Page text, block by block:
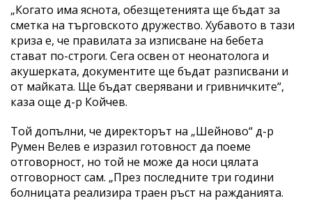
„Когато има яснота, обезщетенията ще бъдат за
сметка на търговското дружество. Хубавото в тази
криза е, че правилата за изписване на бебета
стават по-строги. Сега освен от неонатолога и
акушерката, документите ще бъдат разписвани и
от майката. Ще бъдат сверявани и гривничките“,
каза още д-р Койчев.
Той допълни, че директорът на „Шейново“ д-р
Румен Велев е изразил готовност да поеме
отговорност, но той не може да носи цялата
отговорност сам. „През последните три години
болницата реализира траен ръст на ражданията.